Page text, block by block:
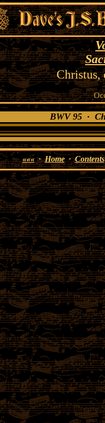
Christus,
BWV 95 ·
«««·Home·Contents